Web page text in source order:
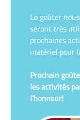
Le goûter
seront très
prochaines
matériel pour
Prochain
les activités
l’honneur!